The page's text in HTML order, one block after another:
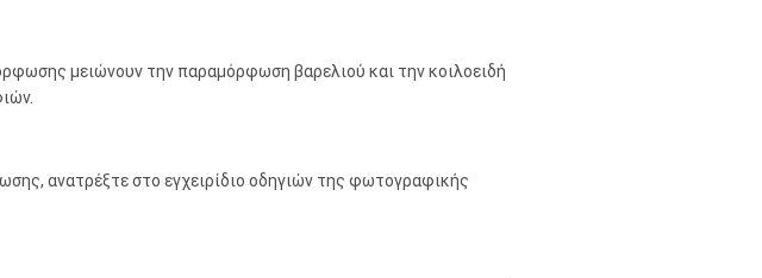
μειώνουν την παραμόρφωση βαρελιού και την κοιλοειδή
ανατρέξτε στο εγχειρίδιο οδηγιών της φωτογραφικής